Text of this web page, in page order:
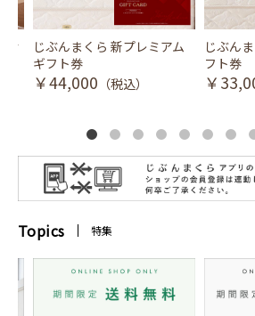
冷
じぶんまくら 新プレミアム
ギフト券
￥44,000 （税込）
じぶん
フト券
￥
Topics 特集